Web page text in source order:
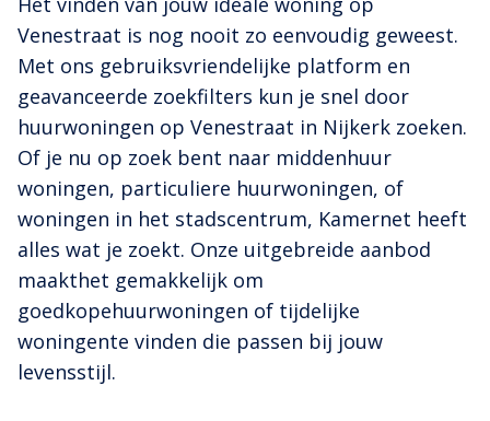
Venestraat is nog nooit zo eenvoudig geweest.
Met ons gebruiksvriendelijke platform en
geavanceerde zoekfilters kun je snel door
huurwoningen op Venestraat in Nijkerk zoeken.
Of je nu op zoek bent naar middenhuur
woningen, particuliere huurwoningen, of
woningen in het stadscentrum, Kamernet heeft
alles wat je zoekt. Onze uitgebreide aanbod
maakthet gemakkelijk om
goedkopehuurwoningen of tijdelijke
woningente vinden die passen bij jouw
levensstijl.